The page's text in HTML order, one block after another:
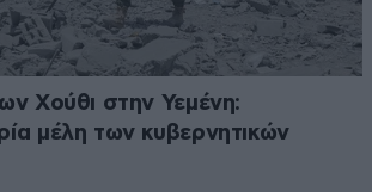
Χούθι στην Υεμένη:
μέλη των κυβερνητικών